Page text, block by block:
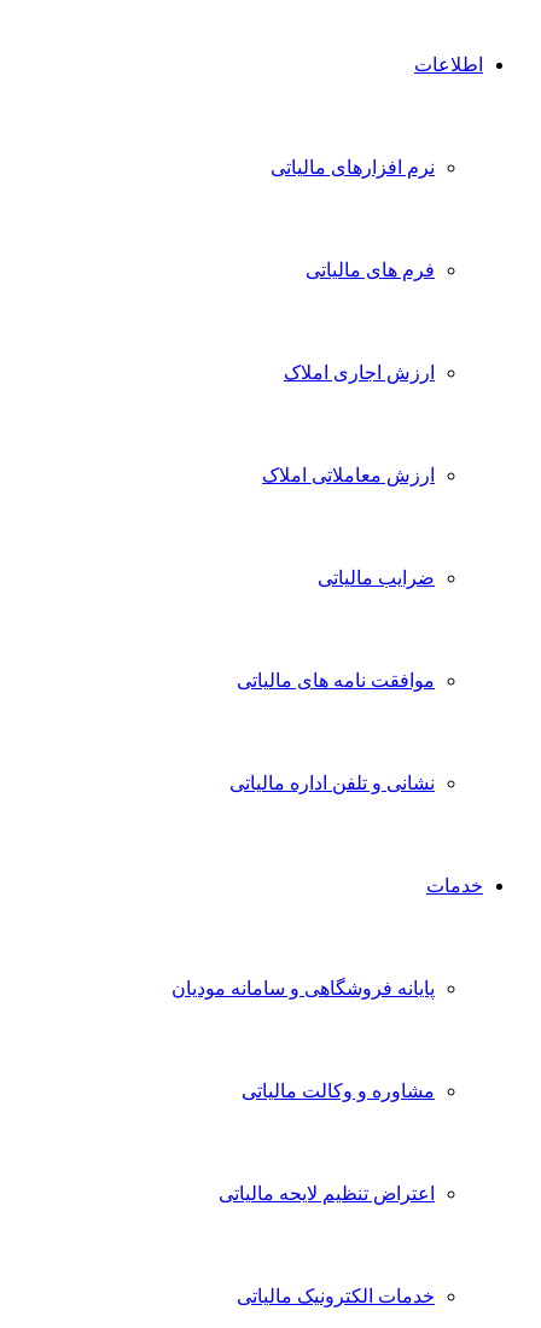
اطلاعات
نرم افزارهای مالیاتی
فرم های مالیاتی
ارزش اجاری املاک
ارزش معاملاتی املاک
ضرایب مالیاتی
موافقت نامه های مالیاتی
نشانی و تلفن اداره مالیاتی
خدمات
پایانه فروشگاهی و سامانه مودیان
مشاوره و وکالت مالیاتی
اعتراض تنظیم لایحه مالیاتی
خدمات الکترونیک مالیاتی